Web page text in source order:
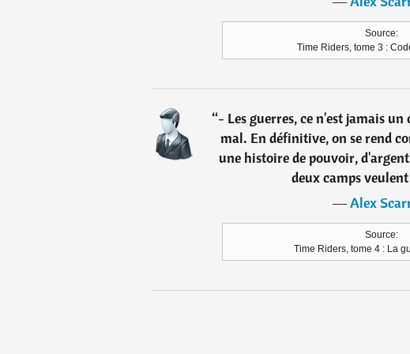
Source:
Time Riders, tome 3 :
“- Les guerres, ce n'est jamais
mal. En définitive, on se rend
une histoire de pouvoir,
deux camps
―Alex
Source:
Time Riders, tome 4 : La